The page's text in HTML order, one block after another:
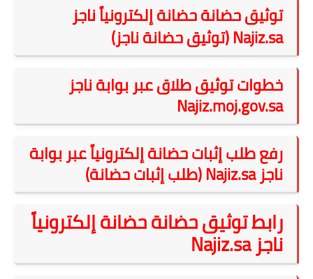
توثيق حضانة حضانة إلكترونياً ناجز
Najiz.sa (توثيق حضانة ناجز)
خطوات توثيق طلاق عبر بوابة ناجز
Najiz.moj.gov.sa
رفع طلب إثبات حضانة إلكترونياً عبر بوابة
ناجز Najiz.sa (طلب إثبات حضانة)
رابطتوثيق حضانة حضانة إلكترونياً
ناجزNajiz.sa